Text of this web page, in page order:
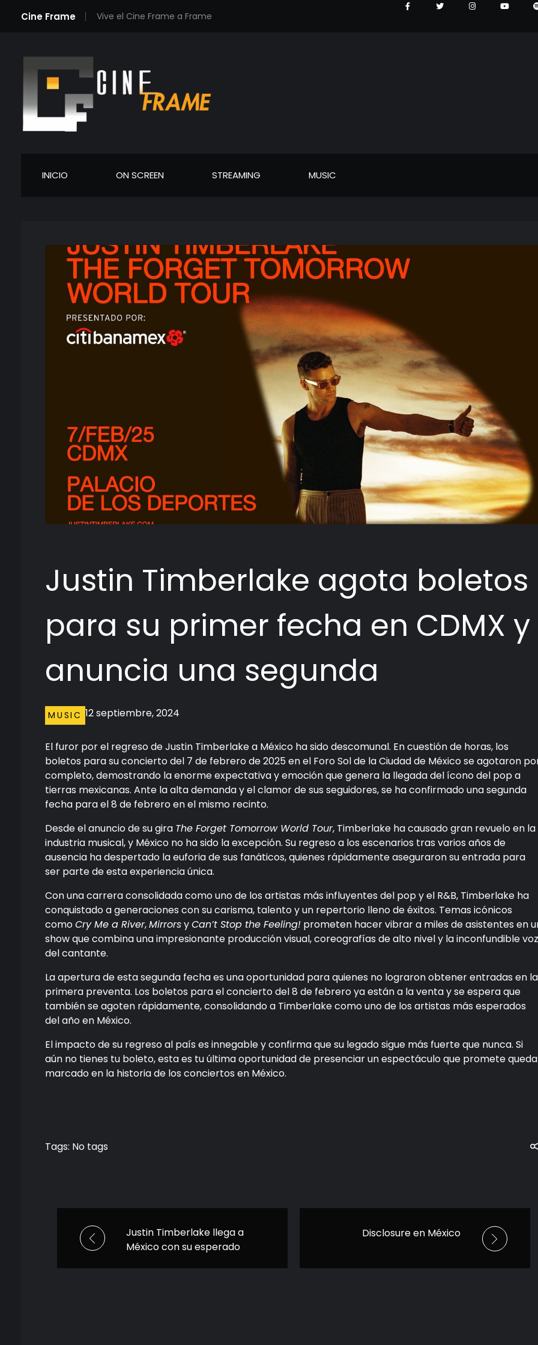
Cine Frame Vive el Cine Frame a Frame
INICIO ON SCREEN STREAMING MUSIC
Justin Timberlake agota boletos
para su primer fecha en CDMX y
anuncia una segunda
12 septiembre, 2024
MUSIC
El furor por el regreso de Justin Timberlake a México ha sido descomunal. En cuestión de horas, los
boletos para su concierto del 7 de febrero de 2025 en el Foro Sol de la Ciudad de México se agotaron
completo, demostrando la enorme expectativa y emoción que genera la llegada del ícono del pop a
tierras mexicanas. Ante la alta demanda y el clamor de sus seguidores, se ha confirmado una segunda
fecha para el 8 de febrero en el mismo recinto.
Desde el anuncio de su gira The Forget Tomorrow World Tour, Timberlake ha causado gran revuelo en la
industria musical, y México no ha sido la excepción. Su regreso a los escenarios tras varios años de
ausencia ha despertado la euforia de sus fanáticos, quienes rápidamente aseguraron su entrada para
ser parte de esta experiencia única.
Con una carrera consolidada como uno de los artistas más influyentes del pop y el R&B, Timberlake ha
conquistado a generaciones con su carisma, talento y un repertorio lleno de éxitos. Temas icónicos
comoCry Me a River,MirrorsyCan’t Stop the Feeling! prometen hacer vibrar a miles de asistentes en
show que combina una impresionante producción visual, coreografías de alto nivel y la inconfundible voz
del cantante.
La apertura de esta segunda fecha es una oportunidad para quienes no lograron obtener entradas en la
primera preventa. Los boletos para el concierto del 8 de febrero ya están a la venta y se espera que
también se agoten rápidamente, consolidando a Timberlake como uno de los artistas más esperados
del año en México.
El impacto de su regreso al país es innegable y confirma que su legado sigue más fuerte que nunca. Si
aún no tienes tu boleto, esta es tu última oportunidad de presenciar un espectáculo que promete
marcado en la historia de los conciertos en México.
Tags: No tags
Justin Timberlake llega a
México con su esperado
Disclosure en México